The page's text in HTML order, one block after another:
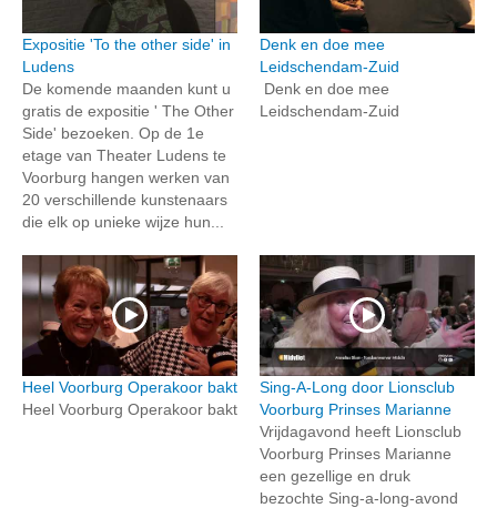
Expositie 'To the other side' in
Ludens
De komende maanden kunt u
gratis de expositie ' The Other
Side' bezoeken. Op de 1e
etage van Theater Ludens te
Voorburg hangen werken van
20 verschillende kunstenaars
die elk op unieke wijze hun...
Denk en doe mee
Leidschendam-Zuid
Denk en doe mee
Leidschendam-Zuid
Heel Voorburg Operakoor bakt
Heel Voorburg Operakoor bakt
Sing-A-Long door Lionsclub
Voorburg Prinses Marianne
Vrijdagavond heeft Lionsclub
Voorburg Prinses Marianne
een gezellige en druk
bezochte Sing-a-long-avond